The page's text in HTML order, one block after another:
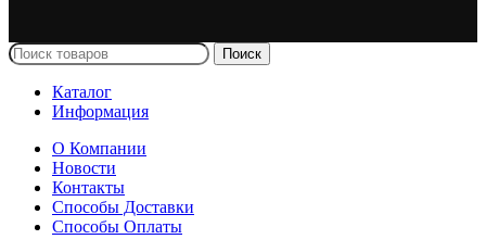
Поиск
Каталог
Информация
О Компании
Новости
Контакты
Способы Доставки
Способы Оплаты